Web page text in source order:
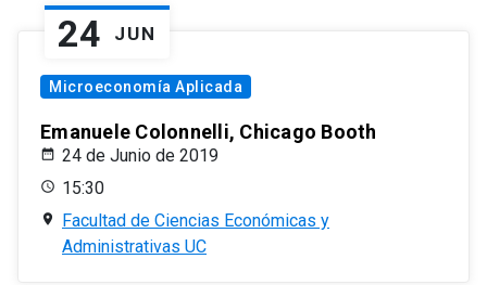
24 JUN
Microeconomía Aplicada
Emanuele Colonnelli, Chicago Booth
24 de Junio de 2019
15:30
Facultad de Ciencias Económicas y
Administrativas UC